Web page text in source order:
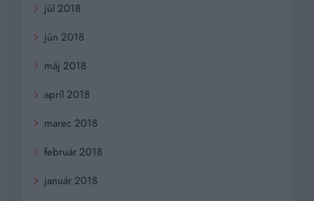
júl 2018
jún 2018
máj 2018
apríl 2018
marec 2018
február 2018
január 2018